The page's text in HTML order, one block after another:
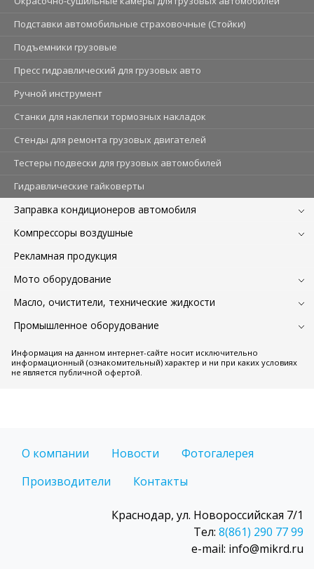
Подставки автомобильные страховочные (Стойки)
Подъемники грузовые
Пресс гидравлический для грузовых авто
Ручной инструмент
Станки для наклепки тормозных накладок
Стенды для ремонта грузовых двигателей
Тестеры подвески для грузовых автомобилей
Гидравлические гайковерты
Заправка кондиционеров автомобиля
Компрессоры воздушные
Рекламная продукция
Мото оборудование
Масло, очистители, технические жидкости
Промышленное оборудование
Информация на данном интернет-сайте носит исключительно
информационный (ознакомительный) характер и ни при каких условиях
не является публичной офертой.
О компании Новости
Фотогалерея
Производители
Контакты
Краснодар, ул. Новороссийская 7/1
Тел: 8(861) 290 77 99
e-mail: info@mikrd.ru